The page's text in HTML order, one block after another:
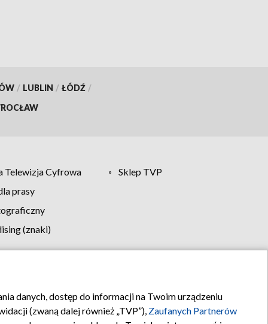
/ LUBLIN / ŁÓDŹ /
Telewizja Cyfrowa
Sklep TVP
prasy
(znaki)
Kontakt
danych, dostęp do informacji na Twoim urządzeniu
(zwaną dalej również „TVP”), Zaufanych Partnerów